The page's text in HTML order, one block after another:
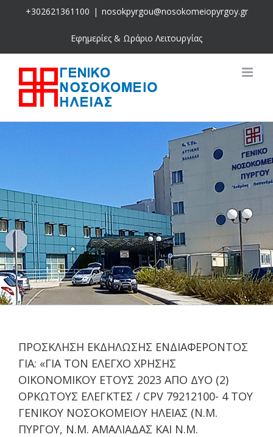
+302621361100 | nosokpyrgou@nosokomeiopyrgoy.gr
Εφημερίες & Ωράριο Λειτουργίας
ΠΡΟΣΚΛΗΣΗ ΕΚΔΗΛΩΣΗΣ ΕΝΔΙΑΦΕΡΟΝΤΟΣ
ΓΙΑ: «ΓΙΑ ΤΟΝ ΕΛΕΓΧΟ ΧΡΗΣΗΣ
ΟΙΚΟΝΟΜΙΚΟΥ ΕΤΟΥΣ 2023 ΑΠΟ ΔΥΟ (2)
ΟΡΚΩΤΟΥΣ ΕΛΕΓΚΤΕΣ / CPV 79212100- 4 ΤΟΥ
ΓΕΝΙΚΟΥ ΝΟΣΟΚΟΜΕΙΟΥ ΗΛΕΙΑΣ (N.M.
ΠΥΡΓΟΥ, Ν.Μ. ΑΜΑΛΙΑΔΑΣ ΚΑΙ Ν.Μ.